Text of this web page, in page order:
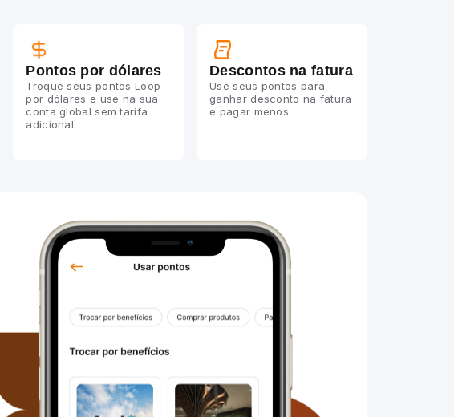
Pontos por dólares
Troque seus pontos Loop
por dólares e use na sua
conta global sem tarifa
adicional.
Descontos na fatura
Use seus pontos para
ganhar desconto na fatura
e pagar menos.